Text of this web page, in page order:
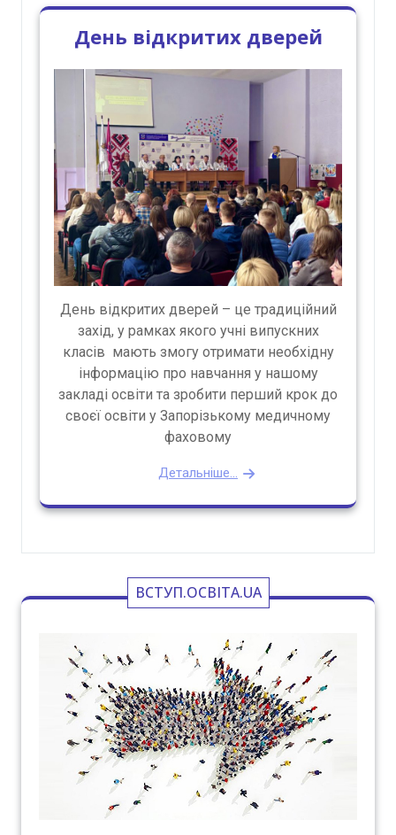
День відкритих дверей
День відкритих дверей – це традиційний
захід, у рамках якого учні випускних
класів мають змогу отримати необхідну
інформацію про навчання у нашому
закладі освіти та зробити перший крок до
своєї освіти у Запорізькому медичному
фаховому
Детальніше...
ВСТУП.ОСВІТА.UA